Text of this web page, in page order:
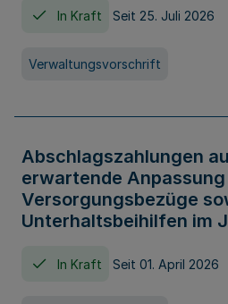
In Kraft Seit 25. Juli 2026
Verwaltungsvorschrift
Abschlagszahlungen
erwartende
Versorgungsbezüge
Unterhaltsbeihilfen im
In Kraft Seit 01. April 2026